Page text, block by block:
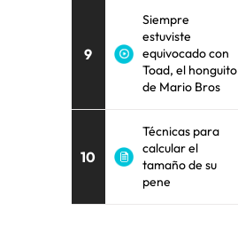
9
Siempre
estuviste
equivocado con
Toad, el honguito
de Mario Bros
10
Técnicas para
calcular el
tamaño de su
pene